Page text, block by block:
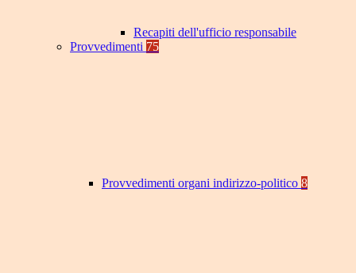
Recapiti dell'ufficio responsabile
Provvedimenti 75
Provvedimenti organi indirizzo-politico 8